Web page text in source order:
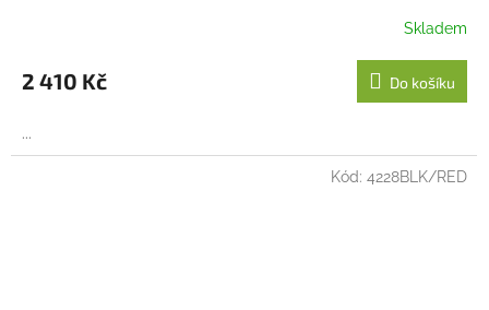
Skladem
2 410 Kč Do košíku
...
Kód: 4228BLK/RED